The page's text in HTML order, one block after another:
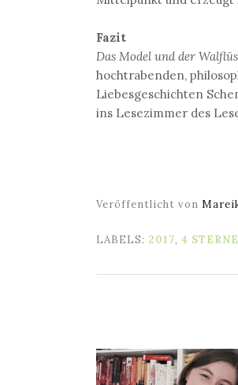
Fazit
Das Model und der
hochtrabenden,
Liebesgeschichten
ins Lesezimmer des
Veröffentlicht von
LABELS: 2017, 4 STERNE